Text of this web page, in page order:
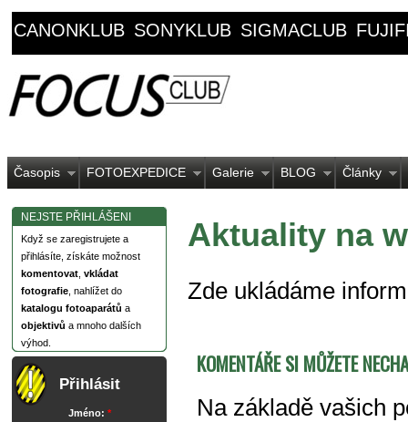
CANONKLUB SONYKLUB SIGMACLUB
Časopis FOTOEXPEDICE Galerie BLOG Články
NEJSTE PŘIHLÁŠENI
Když se zaregistrujete a
přihlásíte, získáte možnost
komentovat vkládat
fotografie , nahlížet do
katalogu fotoaparátů a
objektivů a mnoho dalších
výhod.
Přihlásit
Jméno: *
Aktuality na
Zde ukládáme
KOMENTÁŘE SI MŮŽETE
Na základě vašich